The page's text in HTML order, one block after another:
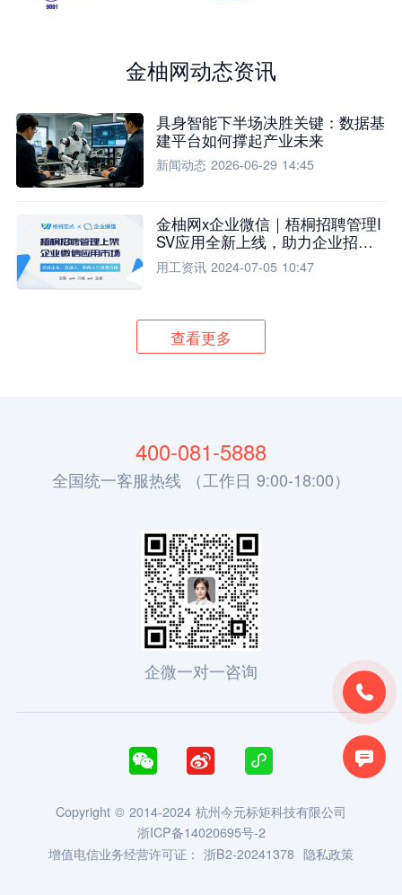
金柚网动态资讯
具身智能下半场决胜关键：数据基
建平台如何撑起产业未来
新闻动态 2026-06-29 14:45
金柚网x企业微信｜梧桐招聘管理I
SV应用全新上线，助力企业招聘
流程全面升级
用工资讯 2024-07-05 10:47
查看更多


400-081-5888
全国统一客服热线 （工作日 9:00-18:00）
企微一对一咨询
  
Copyright © 2014-2024 杭州今元标矩科技有限公司
浙ICP备14020695号-2
增值电信业务经营许可证： 浙B2-20241378 隐私政策